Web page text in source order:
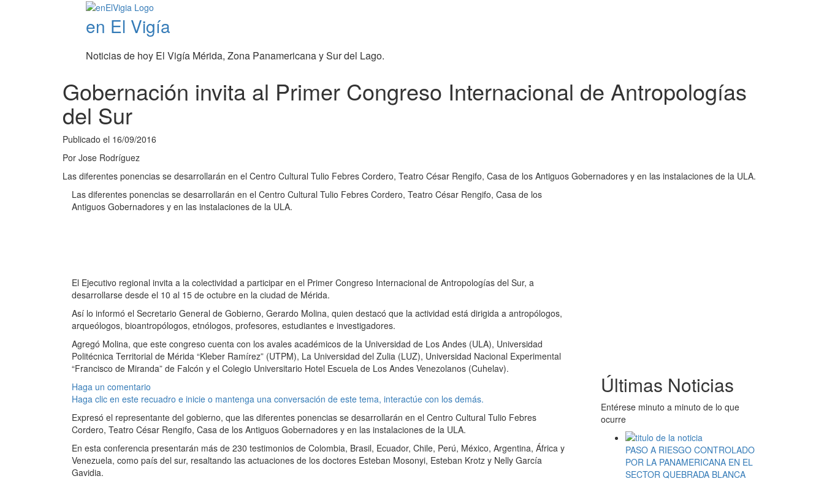
en El Vigía
Noticias de hoy El Vigía Mérida, Zona Panamericana y Sur del Lago.
Gobernación invita al Primer Congreso Internacional de Antropologías
del Sur
Publicado el 16/09/2016
Por Jose Rodríguez
Las diferentes ponencias se desarrollarán en el Centro Cultural Tulio Febres Cordero, Teatro César Rengifo, Casa de los Antiguos Gobernadores y en las instalaciones de la ULA.
Las diferentes ponencias se desarrollarán en el Centro Cultural Tulio Febres Cordero, Teatro César Rengifo, Casa de los
Antiguos Gobernadores y en las instalaciones de la ULA.
El Ejecutivo regional invita a la colectividad a participar en el Primer Congreso Internacional de Antropologías del Sur, a
desarrollarse desde el 10 al 15 de octubre en la ciudad de Mérida.
Así lo informó el Secretario General de Gobierno, Gerardo Molina, quien destacó que la actividad está dirigida a antropólogos,
arqueólogos, bioantropólogos, etnólogos, profesores, estudiantes e investigadores.
Agregó Molina, que este congreso cuenta con los avales académicos de la Universidad de Los Andes (ULA), Universidad
Politécnica Territorial de Mérida “Kleber Ramírez” (UTPM), La Universidad del Zulia (LUZ), Universidad Nacional Experimental
“Francisco de Miranda” de Falcón y el Colegio Universitario Hotel Escuela de Los Andes Venezolanos (Cuhelav).
Haga un comentario
Haga clic en este recuadro e inicie o mantenga una conversación de este tema, interactúe con los demás.
Expresó el representante del gobierno, que las diferentes ponencias se desarrollarán en el Centro Cultural Tulio Febres
Cordero, Teatro César Rengifo, Casa de los Antiguos Gobernadores y en las instalaciones de la ULA.
En esta conferencia presentarán más de 230 testimonios de Colombia, Brasil, Ecuador, Chile, Perú, México, Argentina, África y
Venezuela, como país del sur, resaltando las actuaciones de los doctores Esteban Mosonyi, Esteban Krotz y Nelly García
Gavidia.
Últimas Noticias
Entérese minuto a minuto de lo que
ocurre
PASO A RIESGO CONTROLADO
POR LA PANAMERICANA EN EL
SECTOR QUEBRADA BLANCA